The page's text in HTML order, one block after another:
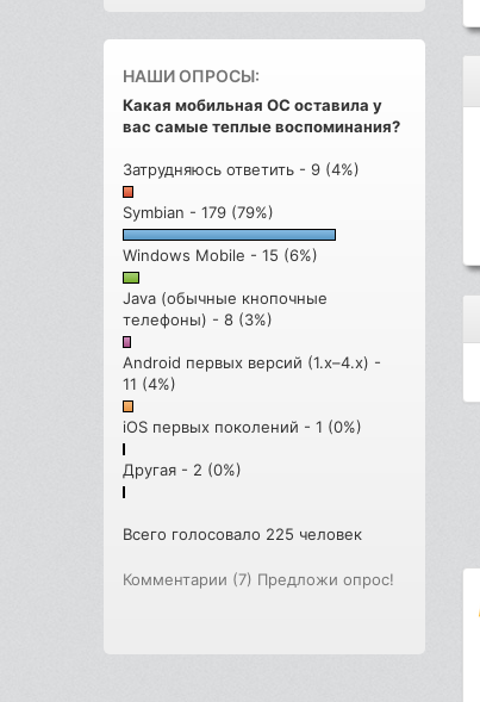
НАШИ ОПРОСЫ:
Какая мобильная ОС оставила у
вас самые теплые воспоминания?
Затрудняюсь ответить - 9 (4%)
Symbian - 179 (79%)
Windows Mobile - 15 (6%)
Java (обычные кнопочные
телефоны) - 8 (3%)
Android первых версий (1.x–4.x) -
11 (4%)
iOS первых поколений - 1 (0%)
Другая - 2 (0%)
Всего голосовало 225 человек
Комментарии (7) Предложи опрос!